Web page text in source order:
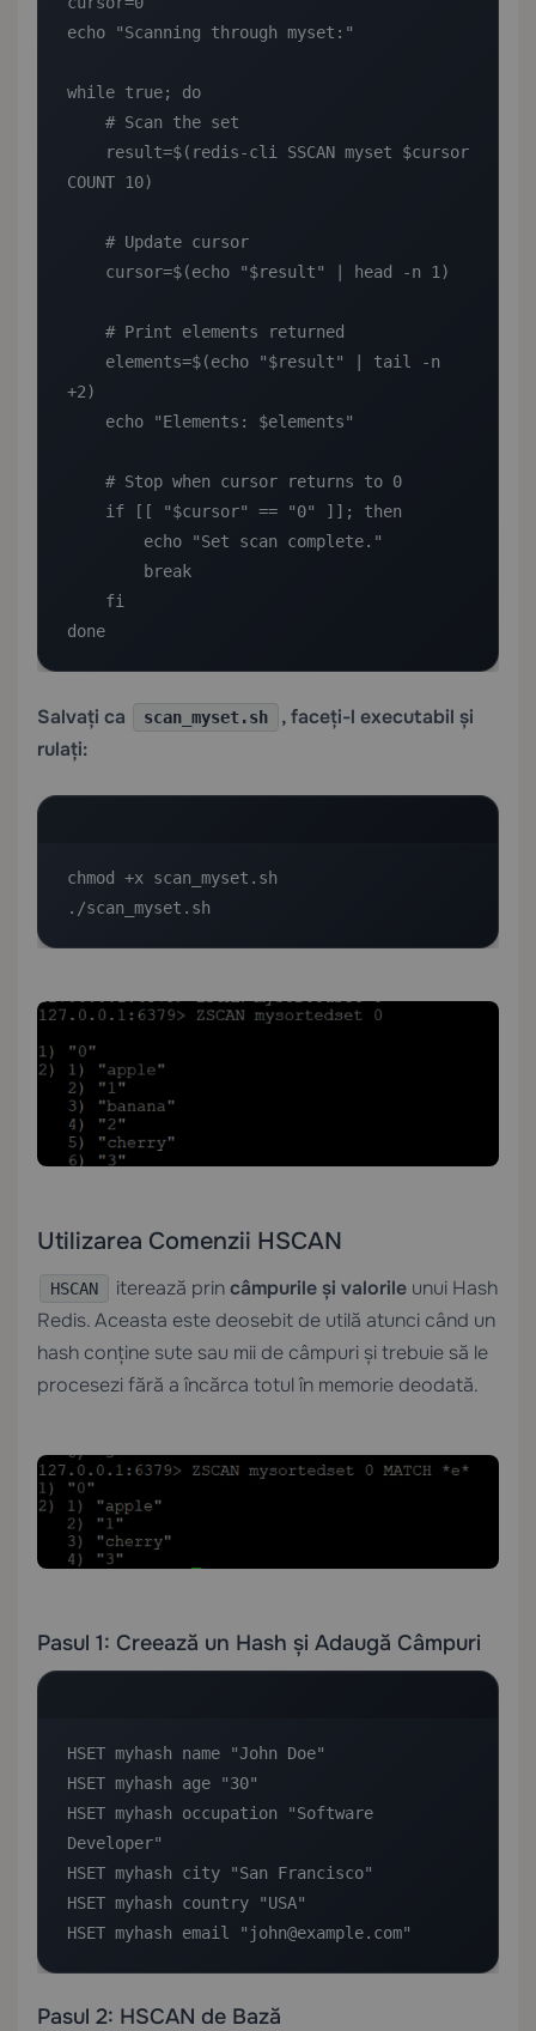
echo "Scanning through myset:"
while true; do
COUNT 10)
+2)
done
Salvați ca scan_myset.sh
, faceți-l executabil și
rulați:
chmod +x scan_myset.sh
./scan_myset.sh
Utilizarea Comenzii HSCAN
HSCAN iterează princâmpurile și valorile unui Hash
Redis. Aceasta este deosebit de utilă atunci când un
hash conține sute sau mii de câmpuri și trebuie să le
procesezi fără a încărca totul în memorie deodată.
Pasul 1: Creează un Hash și Adaugă Câmpuri
HSET myhash name "John Doe"
HSET myhash age "30"
HSET myhash occupation "Software
Developer"
HSET myhash city "San Francisco"
HSET myhash country "USA"
HSET myhash email "john@example.com"
Pasul 2: HSCAN de Bază